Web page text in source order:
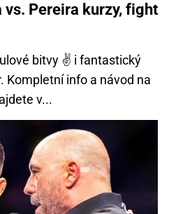
vs. Pereira kurzy, fight
bitvy ✌ i fantastický
Kompletní info a návod na
v...